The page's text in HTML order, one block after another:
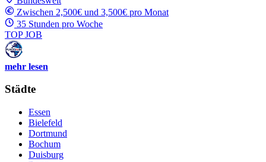
Zwischen 2,500€ und 3,500€ pro Monat
35 Stunden pro Woche
TOP JOB
mehr lesen
Städte
Essen
Bielefeld
Dortmund
Bochum
Duisburg